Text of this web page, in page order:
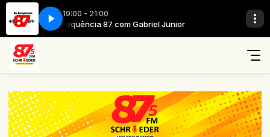
19:00 - 21:00
Na Frequência 87 com Gabriel Junior
Voz do Brasil com Voz do Brasil